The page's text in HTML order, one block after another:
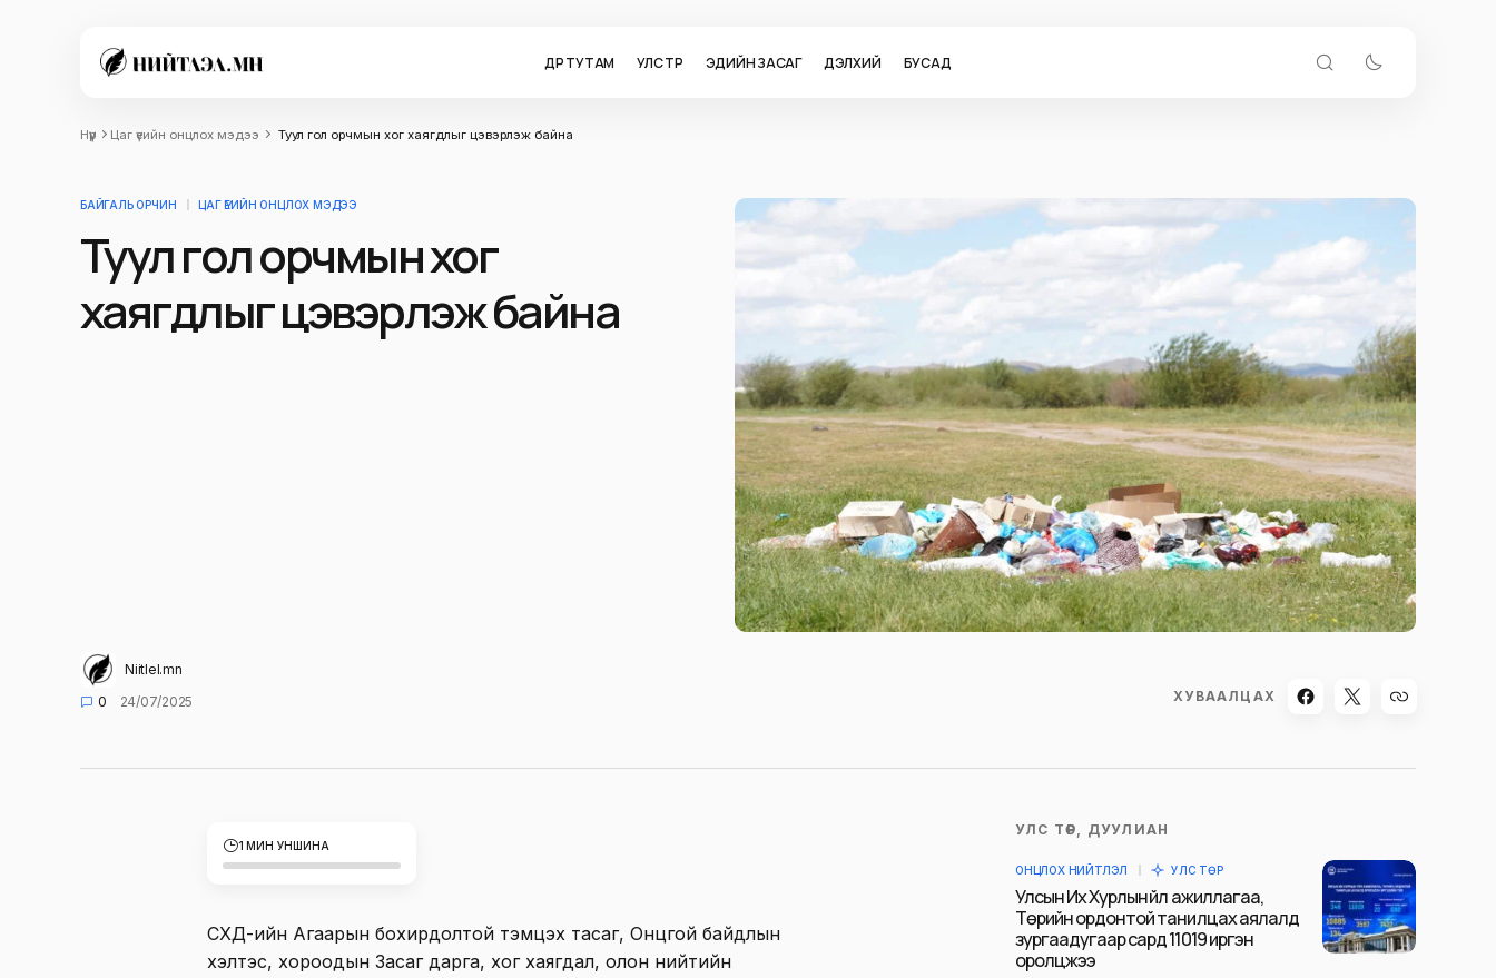
ӨДӨР ТУТАМ УЛС ТӨР ЭДИЙН ЗАСАГ ДЭЛХИЙ БУСАД
Нүүр Цаг үеийн онцлох мэдээ Туул гол орчмын хог хаягдлыг цэвэрлэж байна
БАЙГАЛЬ ОРЧИН ЦАГ ҮЕИЙН ОНЦЛОХ МЭДЭЭ
Туул гол орчмын хог
хаягдлыг цэвэрлэж байна
Niitlel.mn
0
24/07/2025 ХУВААЛЦАХ
1 МИН УНШИНА
СХД-ийн Агаарын бохирдолтой тэмцэх тасаг, Онцгой байдлын
хэлтэс, хороодын Засаг дарга, хог хаягдал, олон нийтийн
УЛС ТӨР, ДУУЛИАН
ОНЦЛОХ НИЙТЛЭЛ УЛС ТӨР
Улсын Их Хурлын үйл ажиллагаа,
Төрийн ордонтой танилцах аялалд
зургаадугаар сард 11019 иргэн
оролцжээ